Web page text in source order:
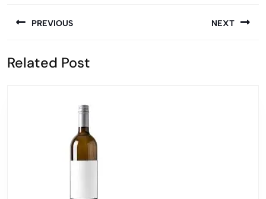
PREVIOUS
bericht:
NEXT
Related Post